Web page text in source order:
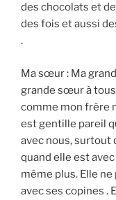
des chocolats et
des fois et aussi
.
Ma sœur : Ma
grande sœur à
comme mon frère
est gentille pareil
avec nous, surtout
quand elle est
même plus. Elle
avec ses copines .